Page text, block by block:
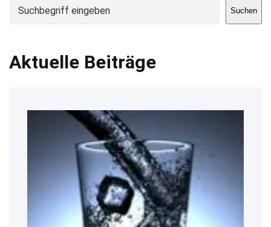
Suchen
Aktuelle Beiträge